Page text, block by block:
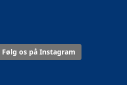
Følg os på Instagram